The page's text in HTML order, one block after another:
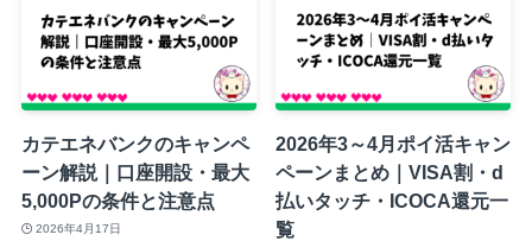
カテエネバンクのキャンペ
ーン解説｜口座開設・最大
5,000Pの条件と注意点
2026年4月17日
2026年3～4月ポイ活キャン
ペーンまとめ｜VISA割・d
払いタッチ・ICOCA還元一
覧